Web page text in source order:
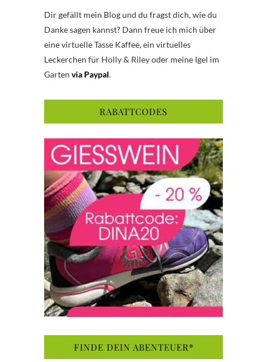
Dir gefällt mein Blog und du fragst dich, wie du
Danke sagen kannst? Dann freue ich mich über
eine virtuelle Tasse Kaffee, ein virtuelles
Leckerchen für Holly & Riley oder meine Igel im
Garten via Paypal.
RABATTCODES
FINDE DEIN ABENTEUER*